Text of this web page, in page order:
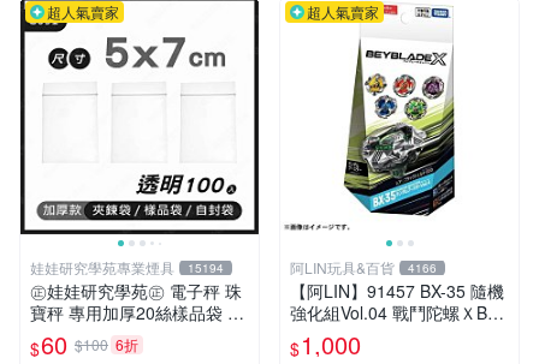
超人氣賣家
娃娃研究學苑專業煙具 15194
㊣娃娃研究學苑㊣ 電子秤 珠
寶秤 專用加厚20絲樣品袋 夾
鏈袋 5X7 (G051)
$60 $100 6折
超人氣賣家
阿LIN玩具&百貨 4166
【阿LIN】91457 BX-35 隨機
強化組Vol.04 戰鬥陀螺ＸBEY
BLADE X
$1,000